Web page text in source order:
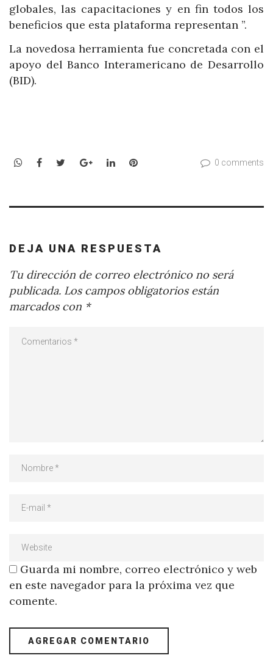
globales, las capacitaciones y en fin todos los
beneficios que esta plataforma representan ”.
La novedosa herramienta fue concretada con el
apoyo del Banco Interamericano de Desarrollo
(BID).
WhatsApp
Facebook
TwitterGoogle+LinkedInPinterest 0 comments
DEJA UNA RESPUESTA
Tu dirección de correo electrónico no será
publicada. Los campos obligatorios están
marcados con *
Guarda mi nombre, correo electrónico y web
en este navegador para la próxima vez que
comente.